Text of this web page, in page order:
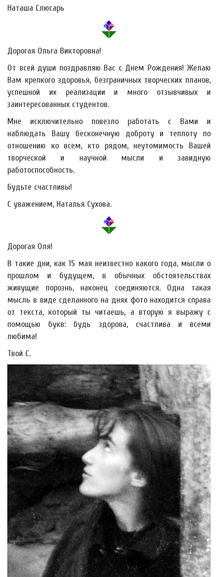
Наташа Слюсарь
Дорогая Ольга Викторовна!
От всей души поздравляю Вас с Днем Рождения! Желаю
Вам крепкого здоровья, безграничных творческих планов,
успешной их реализации и много отзывчивых и
заинтересованных студентов.
Мне исключительно повезло работать с Вами и
наблюдать Вашу бесконечную доброту и теплоту по
отношению ко всем, кто рядом, неутомимость Вашей
творческой и научной мысли и завидную
работоспособность.
Будьте счастливы!
С уважением, Наталья Сухова.
Дорогая Оля!
В такие дни, как 15 мая неизвестно какого года, мысли о
прошлом и будущем, в обычных обстоятельствах
живущие порознь, наконец соединяются. Одна такая
мысль в виде сделанного на днях фото находится справа
от текста, который ты читаешь, а вторую я выражу с
помощью букв: будь здорова, счастлива и всеми
любима!
Твой С.